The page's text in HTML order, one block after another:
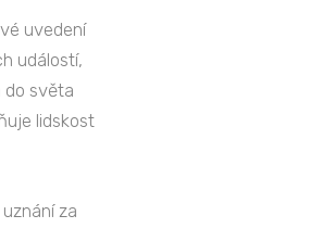
uvedení
událostí,
do světa
lidskost
za